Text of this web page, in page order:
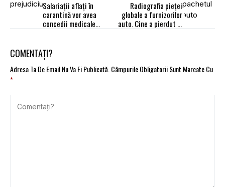
Salariații aflați în
carantină vor avea
concedii medicale
Radiografia pieţei
globale a furnizorilor
auto. Cine a pierdut şi
COMENTAȚI?
Adresa Ta De Email Nu Va Fi Publicată.Câmpurile Obligatorii Sunt Marcate Cu
*